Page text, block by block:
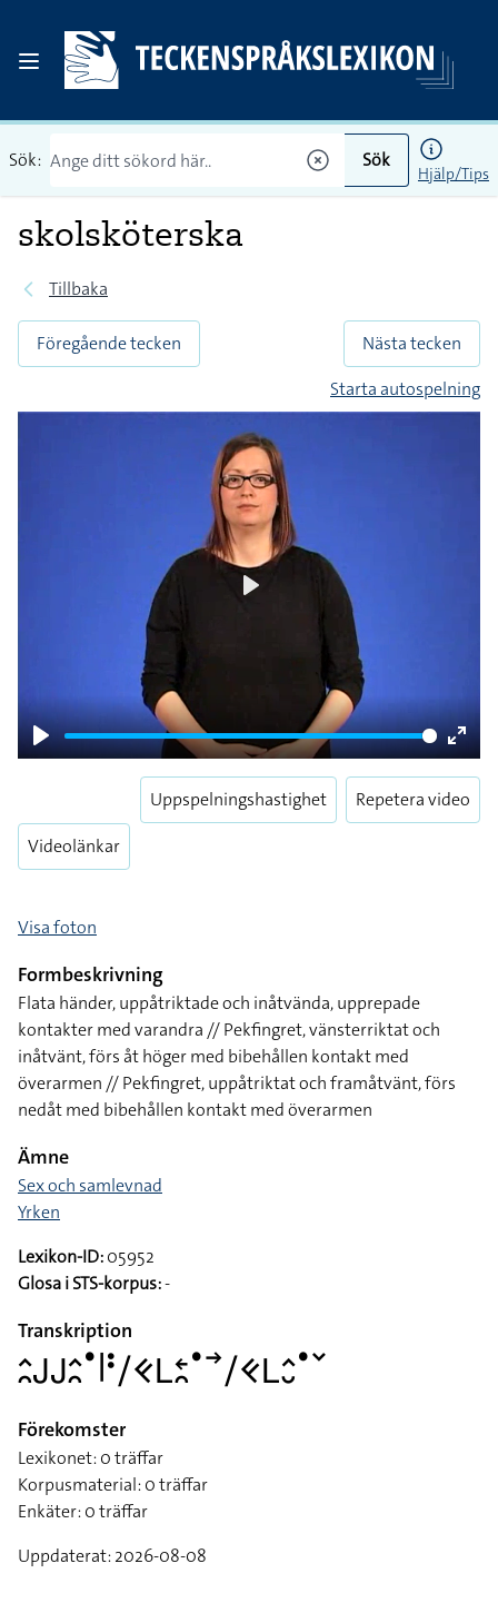
Sök: Sök
Hjälp/Tips
skolsköterska
Tillbaka
Föregående tecken
Nästa tecken
Starta autospelning
Play
Enter
Videolänkar
Uppspelningshastighet Repetera video
Visa foton
Formbeskrivning
Flata händer, uppåtriktade och inåtvända, upprepade
kontakter med varandra // Pekfingret, vänsterriktat och
inåtvänt, förs åt höger med bibehållen kontakt med
överarmen // Pekfingret, uppåtriktat och framåtvänt, förs
nedåt med bibehållen kontakt med överarmen
Ämne
Sex och samlevnad
Yrken
Lexikon-ID:05952
Glosa i STS-korpus:-
Transkription
􌤵􌥘􌤢􌤢􌤵􌥘􌤟􌥼􌥻􌥠􌤑􌥈􌥓􌥘􌤟􌥣􌥠􌤑􌥈􌤵􌤷􌤟􌥧
Förekomster
Lexikonet: 0 träffar
Korpusmaterial: 0 träffar
Enkäter: 0 träffar
Uppdaterat: 2026-08-08